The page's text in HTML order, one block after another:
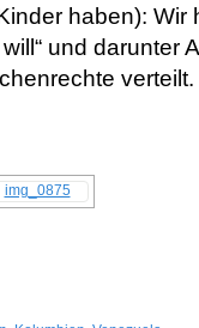
haben): Wir
und darunter
verteilt.